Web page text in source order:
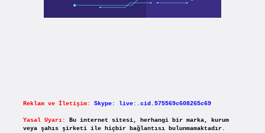
Reklam ve İletişim: Skype: live:.cid.575569c608265c69
Yasal Uyarı:
Bu internet sitesi, herhangi bir marka, kurum
veya şahıs şirketi ile hiçbir bağlantısı bulunmamaktadır.